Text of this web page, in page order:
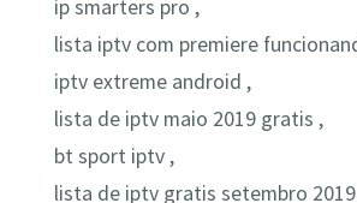
ip smarters pro ,
lista iptv com premiere
iptv extreme android ,
lista de iptv maio 2019 gratis ,
bt sport iptv ,
lista de iptv gratis setembro